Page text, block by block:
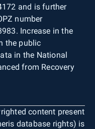
and is further
number
Increase in the
the public
in the National
from Recovery
content present
database rights) is